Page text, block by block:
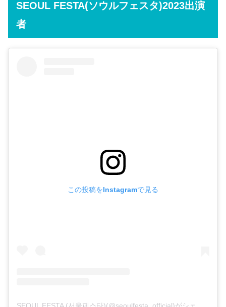
SEOUL FESTA(ソウルフェスタ)2023出演
者
この投稿をInstagramで見る